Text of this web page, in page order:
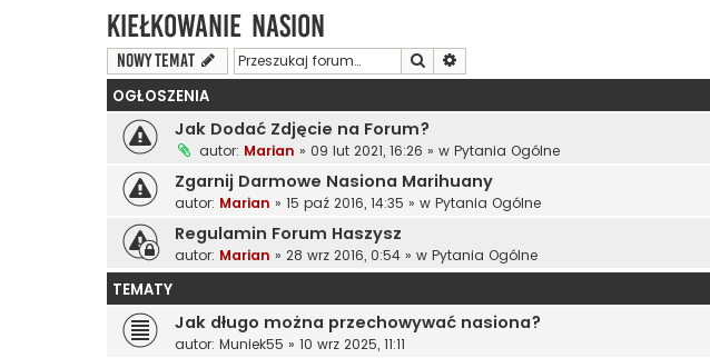
Kiełkowanie Nasion
NOWY TEMAT Szukaj
OGŁOSZENIA
Jak Dodać Zdjęcie na Forum?
autor: Marian » 09 lut 2021, 16:26 » w Pytania Ogólne
Zgarnij Darmowe Nasiona Marihuany
autor: Marian » 15 paź 2016, 14:35 » w Pytania Ogólne
Regulamin Forum Haszysz
autor: Marian » 28 wrz 2016, 0:54 » w Pytania Ogólne
TEMATY
Jak długo można przechowywać nasiona?
autor: Muniek55 » 10 wrz 2025, 11:11